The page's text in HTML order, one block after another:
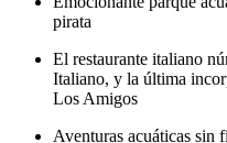
pirata
El restaurante italiano
Italiano, y la última
Los Amigos
Aventuras acuáticas sin